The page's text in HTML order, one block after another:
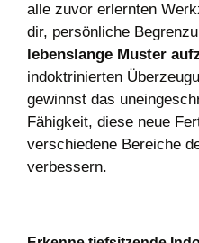
alle zuvor erlernten
dir, persönliche
lebenslange Muster
indoktrinierten
gewinnst das
Fähigkeit, diese neue
verschiedene Bereiche
verbessern.